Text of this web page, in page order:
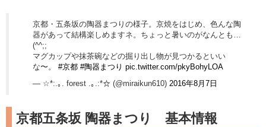
京都・五条坂の陶器まつりの様子。京焼をはじめ、色んな陶
器があって結構楽しめますネ。ちょっと暑いのがなんとも…
(^^;;
マグカップや抹茶碗などの掘り出し物が見つかるといい
な〜。 #京都 #陶器まつり pic.twitter.com/pkyBohyLOA
— ☆*:.｡. forest .｡.:*☆ (@miraikun610) 2016年8月7日
京都五条坂 陶器まつり 基本情報